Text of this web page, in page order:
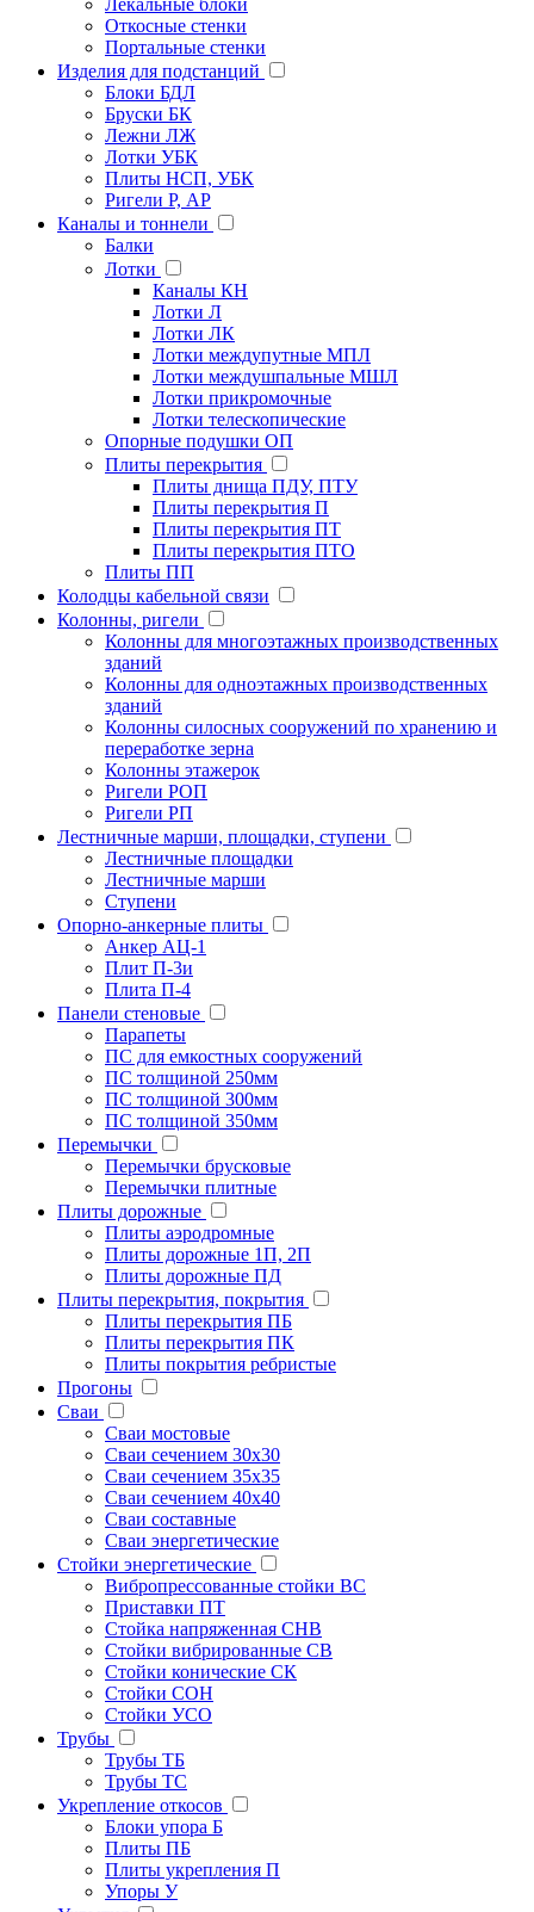
Откосные стенки
Портальные стенки
Изделия для подстанций
Блоки БДЛ
Бруски БК
Лежни ЛЖ
Лотки УБК
Плиты НСП, УБК
Ригели Р, АР
Каналы и тоннели
Балки
Лотки
Каналы КН
Лотки Л
Лотки ЛК
Лотки междупутные МПЛ
Лотки междушпальные МШЛ
Лотки прикромочные
Лотки телескопические
Опорные подушки ОП
Плиты перекрытия
Плиты днища ПДУ, ПТУ
Плиты перекрытия П
Плиты перекрытия ПТ
Плиты перекрытия ПТО
Плиты ПП
Колодцы кабельной связи
Колонны, ригели
Колонны для многоэтажных производственных
зданий
Колонны для одноэтажных производственных
зданий
Колонны силосных сооружений по хранению и
переработке зерна
Колонны этажерок
Ригели РОП
Ригели РП
Лестничные марши, площадки, ступени
Лестничные площадки
Лестничные марши
Ступени
Опорно-анкерные плиты
Анкер АЦ-1
Плит П-3и
Плита П-4
Панели стеновые
Парапеты
ПС для емкостных сооружений
ПС толщиной 250мм
ПС толщиной 300мм
ПС толщиной 350мм
Перемычки
Перемычки брусковые
Перемычки плитные
Плиты дорожные
Плиты аэродромные
Плиты дорожные 1П, 2П
Плиты дорожные ПД
Плиты перекрытия, покрытия
Плиты перекрытия ПБ
Плиты перекрытия ПК
Плиты покрытия ребристые
Прогоны
Сваи
Сваи мостовые
Сваи сечением 30х30
Сваи сечением 35х35
Сваи сечением 40х40
Сваи составные
Сваи энергетические
Стойки энергетические
Вибропрессованные стойки ВС
Приставки ПТ
Стойка напряженная СНВ
Стойки вибрированные СВ
Стойки конические СК
Стойки СОН
Стойки УСО
Трубы
Трубы ТБ
Трубы ТС
Укрепление откосов
Блоки упора Б
Плиты ПБ
Плиты укрепления П
Упоры У